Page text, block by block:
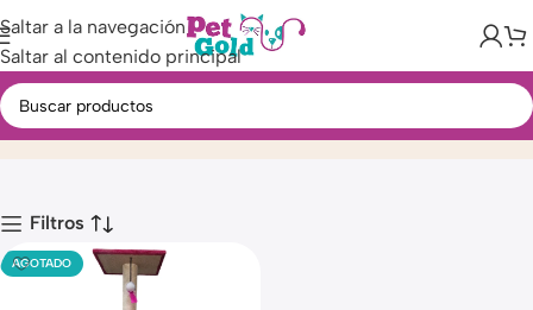
Saltar a la navegación
Saltar al contenido principal
3 PisosInicio Producto
Filtros
AGOTADO